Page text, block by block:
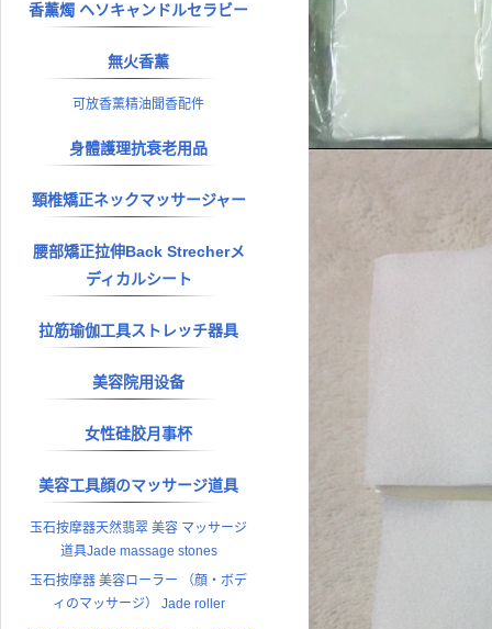
香薰燭 ヘソキャンドルセラビー
無火香薰
可放香薰精油聞香配件
身體護理抗衰老用品
頸椎矯正ネックマッサージャー
腰部矯正拉伸Back Strecherメ
ディカルシート
拉筋瑜伽工具ストレッチ器具
美容院用设备
女性硅胶月事杯
美容工具顔のマッサージ道具
玉石按摩器天然翡翠 美容 マッサージ
道具Jade massage stones
玉石按摩器 美容ローラー （顔・ボデ
ィのマッサージ） Jade roller